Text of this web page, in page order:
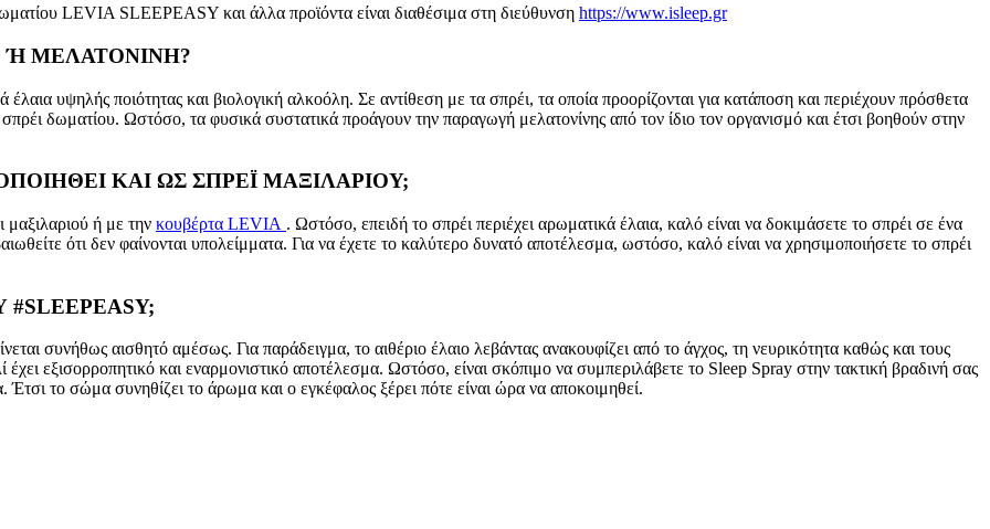
LEVIA SLEEPEASY και άλλα προϊόντα είναι διαθέσιμα στη διεύθυνση https://www.isleep.gr
Ή ΜΕΛΑΤΟΝΙΝΗ?
υψηλής ποιότητας και βιολογική αλκοόλη. Σε αντίθεση με τα σπρέι, τα οποία προορίζονται για κατάποση και περιέχουν πρόσθετα
δωματίου. Ωστόσο, τα φυσικά συστατικά προάγουν την παραγωγή μελατονίνης από τον ίδιο τον οργανισμό και έτσι βοηθούν στην
ΚΑΙ ΩΣ ΣΠΡΕΪ ΜΑΞΙΛΑΡΙΟΥ;
μαξιλαριού ή με την κουβέρτα LEVIA . Ωστόσο, επειδή το σπρέι περιέχει αρωματικά έλαια, καλό είναι να δοκιμάσετε το σπρέι σε ένα
ότι δεν φαίνονται υπολείμματα. Για να έχετε το καλύτερο δυνατό αποτέλεσμα, ωστόσο, καλό είναι να χρησιμοποιήσετε το σπρέι
συνήθως αισθητό αμέσως. Για παράδειγμα, το αιθέριο έλαιο λεβάντας ανακουφίζει από το άγχος, τη νευρικότητα καθώς και τους
εξισορροπητικό και εναρμονιστικό αποτέλεσμα. Ωστόσο, είναι σκόπιμο να συμπεριλάβετε το Sleep Spray στην τακτική βραδινή σας
το σώμα συνηθίζει το άρωμα και ο εγκέφαλος ξέρει πότε είναι ώρα να αποκοιμηθεί.